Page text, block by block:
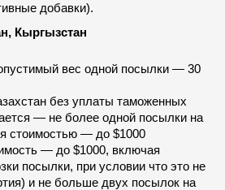
добавки).
Кыргызстан
вес одной посылки — 30
без уплаты таможенных
— не более одной посылки на
стоимостью — до $1000
— до $1000, включая
посылки, при условии что это не
и не больше двух посылок на